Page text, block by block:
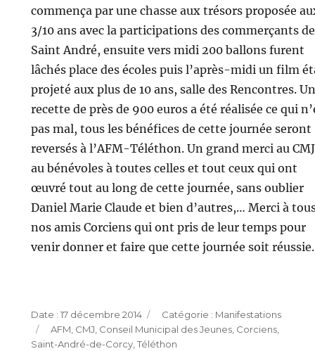
commença par une chasse aux trésors proposée
3/10 ans avec la participations des commerçants de
Saint André, ensuite vers midi 200 ballons furent
lâchés place des écoles puis l’après-midi un film
projeté aux plus de 10 ans, salle des Rencontres.
recette de près de 900 euros a été réalisée ce qui
pas mal, tous les bénéfices de cette journée seront
reversés à l’AFM-Téléthon. Un grand merci au
au bénévoles à toutes celles et tout ceux qui ont
œuvré tout au long de cette journée, sans oublier
Daniel Marie Claude et bien d’autres,… Merci à
nos amis Corciens qui ont pris de leur temps pour
venir donner et faire que cette journée soit réussie.
Publié
le
17 décembre 2014 Catégories
Manifestations
Étiquettes
AFM, CMJ, Conseil Municipal des Jeunes, Corciens,
Saint-André-de-Corcy,Téléthon